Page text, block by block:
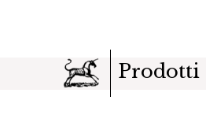
Prodotti